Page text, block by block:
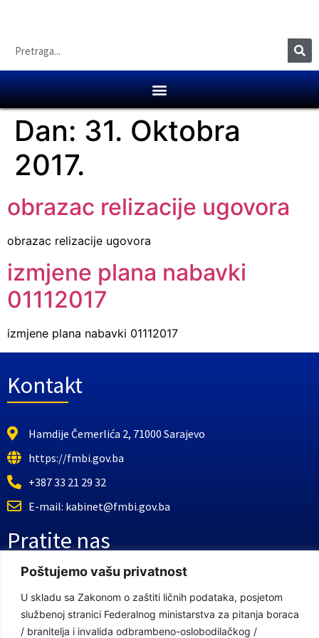
Poštujemo vašu privatnost
U skladu sa Zakonom o zaštiti ličnih podataka, posjetom
službenoj stranici Federalnog ministarstva za pitanja boraca
/ branitelja i invalida odbrambeno-oslobodilačkog /
Dan: 31. Oktobra
2017.
obrazac relizacije ugovora
obrazac relizacije ugovora
izmjene plana nabavki
01112017
izmjene plana nabavki 01112017
Kontakt
Hamdije Čemerlića 2, 71000 Sarajevo
https://fmbi.gov.ba
+387 33 21 29 32
E-mail: kabinet@fmbi.gov.ba
Pratite nas
Youtube Kanal